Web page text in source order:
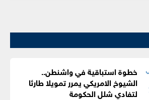
خطوة استباقية في واشنطن..
الشيوخ الامريكي يمرر تمويلا طارئا
لتفادي شلل الحكومة